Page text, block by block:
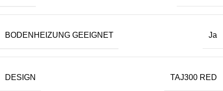
BODENHEIZUNG GEEIGNET Ja
DESIGN TAJ300 RED